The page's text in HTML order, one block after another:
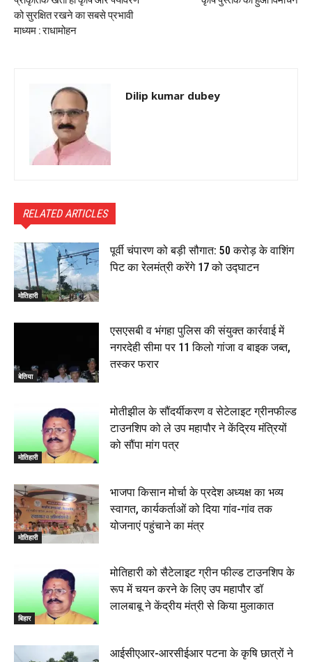
को सुरक्षित रखने का सबसे प्रभावी
माध्यम : राधामोहन
Dilip kumar dubey
RELATED ARTICLES
मोतिहारी
पूर्वी चंपारण को बड़ी सौगात: ₹50 करोड़ के वाशिंग
पिट का रेलमंत्री करेंगे 17 को उद्घाटन
बेतिया
एसएसबी व भंगहा पुलिस की संयुक्त कार्रवाई में
नगरदेही सीमा पर 11 किलो गांजा व बाइक जब्त,
तस्कर फरार
मोतिहारी
मोतीझील के सौंदर्यीकरण व सेटेलाइट ग्रीनफील्ड
टाउनशिप को ले उप महापौर ने केंद्रिय मंत्रियों
को सौंपा मांग पत्र
मोतिहारी
भाजपा किसान मोर्चा के प्रदेश अध्यक्ष का भव्य
स्वागत, कार्यकर्ताओं को दिया गांव-गांव तक
योजनाएं पहुंचाने का मंत्र
बिहार
मोतिहारी को सैटेलाइट ग्रीन फील्ड टाउनशिप के
रूप में चयन करने के लिए उप महापौर डॉ
लालबाबू ने केंद्रीय मंत्री से किया मुलाकात
आईसीएआर-आरसीईआर पटना के कृषि छात्रों ने